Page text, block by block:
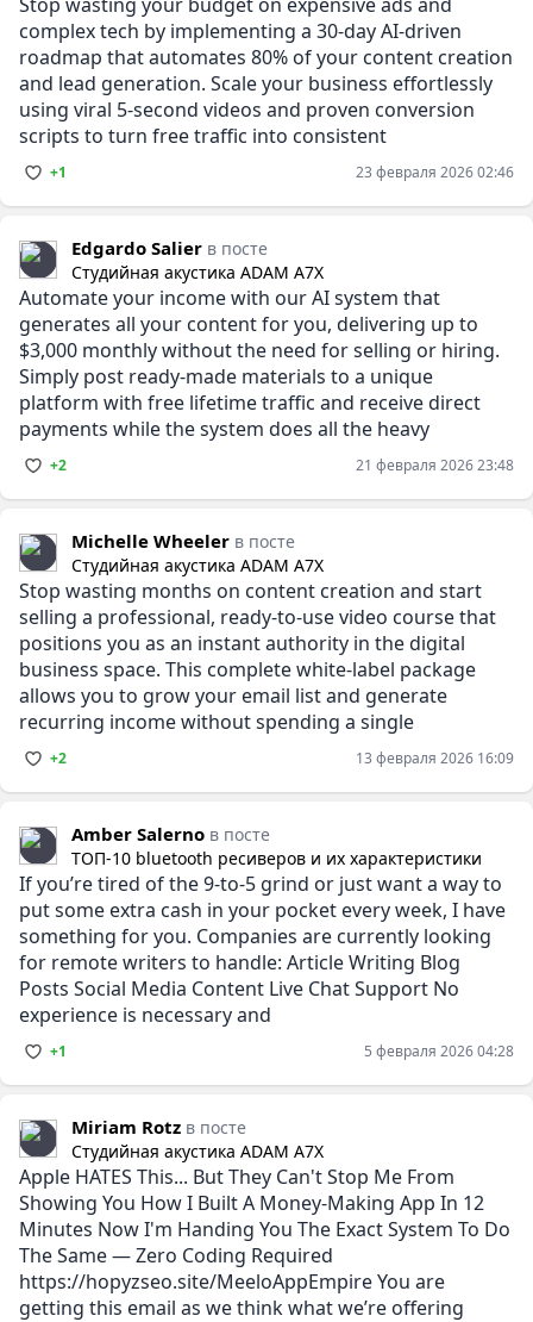
complex tech by implementing a 30-day AI-driven
roadmap that automates 80% of your content creation
and lead generation. Scale your business effortlessly
using viral 5-second videos and proven conversion
scripts to turn free traffic into consistent
+1 23 февраля 2026 02:46
Edgardo Salier в посте
Студийная акустика ADAM A7X
Automate your income with our AI system that
generates all your content for you, delivering up to
$3,000 monthly without the need for selling or hiring.
Simply post ready-made materials to a unique
platform with free lifetime traffic and receive direct
payments while the system does all the heavy
+2 21 февраля 2026 23:48
Michelle Wheeler в посте
Студийная акустика ADAM A7X
Stop wasting months on content creation and start
selling a professional, ready-to-use video course that
positions you as an instant authority in the digital
business space. This complete white-label package
allows you to grow your email list and generate
recurring income without spending a single
+2 13 февраля 2026 16:09
Amber Salerno в посте
ТОП-10 bluetooth ресиверов и их характеристики
If you’re tired of the 9-to-5 grind or just want a way to
put some extra cash in your pocket every week, I have
something for you. Companies are currently looking
for remote writers to handle: Article Writing Blog
Posts Social Media Content Live Chat Support No
experience is necessary and
+1 5 февраля 2026 04:28
Miriam Rotz в посте
Студийная акустика ADAM A7X
Apple HATES This... But They Can't Stop Me From
Showing You How I Built A Money-Making App In 12
Minutes Now I'm Handing You The Exact System To Do
The Same — Zero Coding Required
https://hopyzseo.site/MeeloAppEmpire You are
getting this email as we think what we’re offering